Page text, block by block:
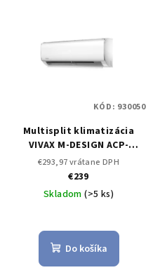
Multisplit klimatizácia
VIVAX M-DESIGN ACP-
07CH21AEMI 2,1 kW
Nástenná vnútorná
jednotka k Multi
€293,97 vrátane DPH
€239
Skladom(>5 ks)
Do košíka
KÓD: 930050